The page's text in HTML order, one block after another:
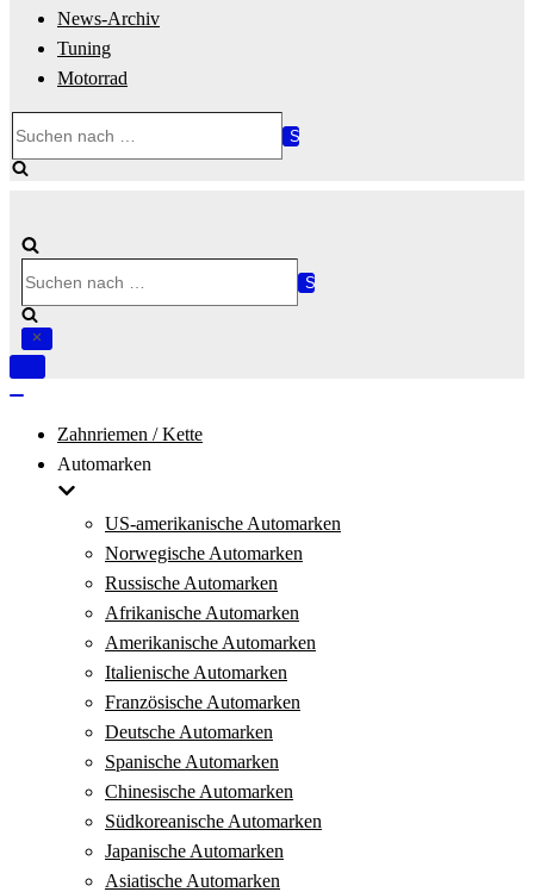
News-Archiv
Tuning
Motorrad
nach …
nach …
Navigation
Zahnriemen / Kette
Automarken
US-amerikanische Automarken
Norwegische Automarken
Russische Automarken
Afrikanische Automarken
Amerikanische Automarken
Italienische Automarken
Französische Automarken
Deutsche Automarken
Spanische Automarken
Chinesische Automarken
Südkoreanische Automarken
Japanische Automarken
Asiatische Automarken